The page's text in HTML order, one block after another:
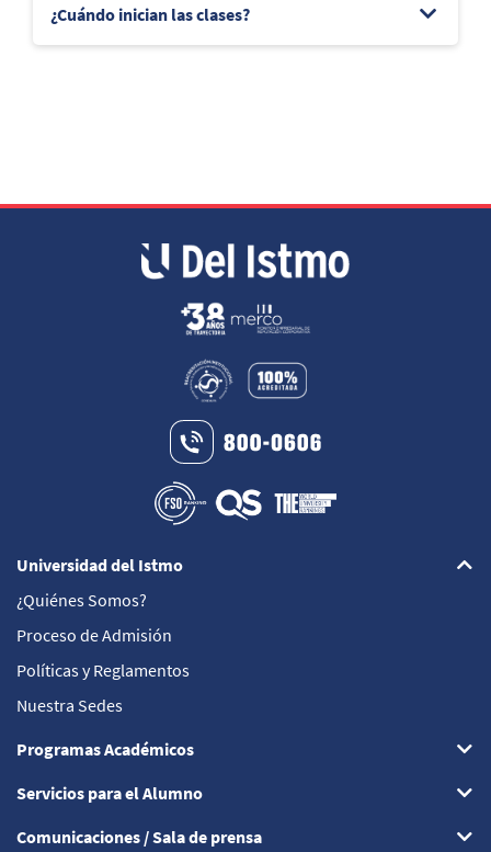
¿Cuándo inician las clases?
Universidad del Istmo
¿Quiénes Somos?
Proceso de Admisión
Políticas y Reglamentos
Nuestra Sedes
Programas Académicos
Servicios para el Alumno
Comunicaciones / Sala de prensa